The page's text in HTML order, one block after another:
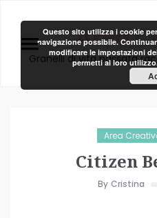
Area
Granelli di vita passata
Area
Citizen
By Cristina
Questo sito utilizza i cookie
navigazione possibile.
modificare le impostazioni
permetti al loro